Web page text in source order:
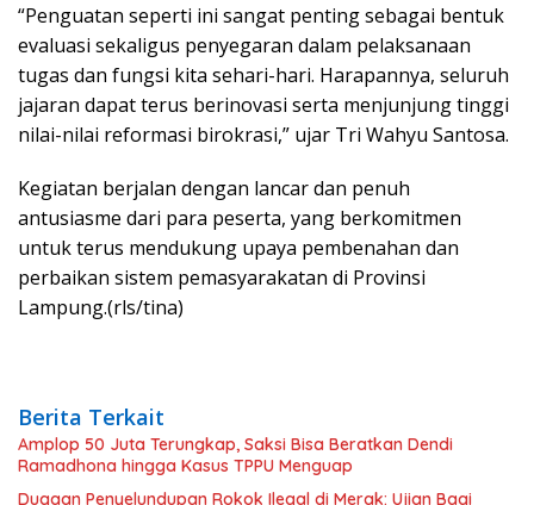
“Penguatan seperti ini sangat penting sebagai bentuk
evaluasi sekaligus penyegaran dalam pelaksanaan
tugas dan fungsi kita sehari-hari. Harapannya, seluruh
jajaran dapat terus berinovasi serta menjunjung tinggi
nilai-nilai reformasi birokrasi,” ujar Tri Wahyu Santosa.
Kegiatan berjalan dengan lancar dan penuh
antusiasme dari para peserta, yang berkomitmen
untuk terus mendukung upaya pembenahan dan
perbaikan sistem pemasyarakatan di Provinsi
Lampung.(rls/tina)
Berita Terkait
Amplop 50 Juta Terungkap, Saksi Bisa Beratkan Dendi
Ramadhona hingga Kasus TPPU Menguap
Dugaan Penyelundupan Rokok Ilegal di Merak: Ujian Bagi